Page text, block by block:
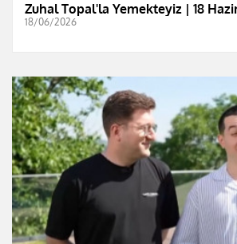
Zuhal Topal'la Yemekteyiz | 18
18/06/2026